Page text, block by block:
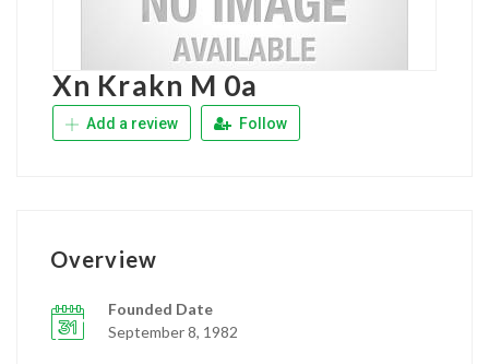
Xn Krakn M 0a
Add a review Follow
Overview
Founded Date
September 8, 1982